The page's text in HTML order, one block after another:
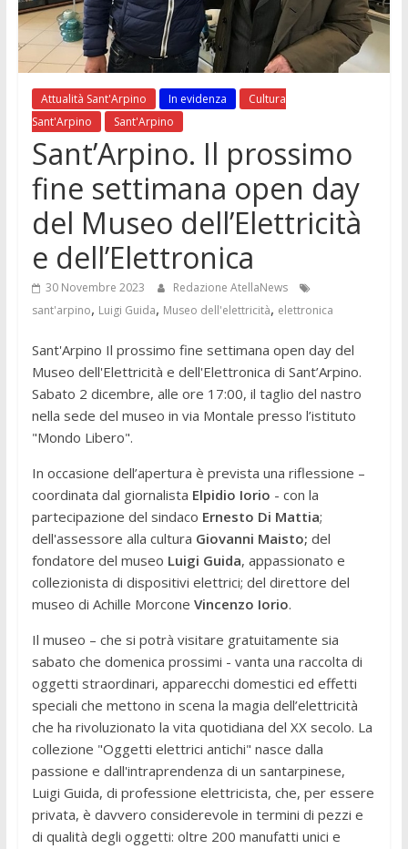
Attualità Sant'Arpino In evidenza
Cultura
Sant'Arpino
Sant'Arpino
Sant’Arpino. Il prossimo
fine settimana open day
del Museo dell’Elettricità
e dell’Elettronica
30 Novembre 2023
Redazione AtellaNews
sant'arpino, Luigi Guida, Museo dell'elettricità, elettronica
Sant'Arpino Il prossimo fine settimana open day del
Museo dell'Elettricità e dell'Elettronica di Sant’Arpino.
Sabato 2 dicembre, alle ore 17:00, il taglio del nastro
nella sede del museo in via Montale presso l’istituto
"Mondo Libero".
In occasione dell’apertura è prevista una riflessione –
coordinata dal giornalista Elpidio Iorio - con la
partecipazione del sindaco Ernesto Di Mattia;
dell'assessore alla cultura Giovanni Maisto; del
fondatore del museo Luigi Guida, appassionato e
collezionista di dispositivi elettrici; del direttore del
museo di Achille Morcone Vincenzo Iorio.
Il museo – che si potrà visitare gratuitamente sia
sabato che domenica prossimi - vanta una raccolta di
oggetti straordinari, apparecchi domestici ed effetti
speciali che mettono in scena la magia dell’elettricità
che ha rivoluzionato la vita quotidiana del XX secolo. La
collezione "Oggetti elettrici antichi" nasce dalla
passione e dall'intraprendenza di un santarpinese,
Luigi Guida, di professione elettricista, che, per essere
privata, è davvero considerevole in termini di pezzi e
di qualità degli oggetti: oltre 200 manufatti unici e